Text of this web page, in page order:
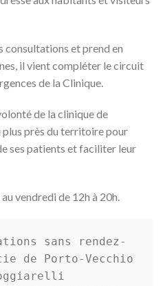
consultations et prend en
il vient compléter le circuit
de la Clinique.
de la clinique de
plus près du territoire pour
ses patients et faciliter leur
vendredi de 12h à 20h.
sans rendez-
de Porto-Vecchio